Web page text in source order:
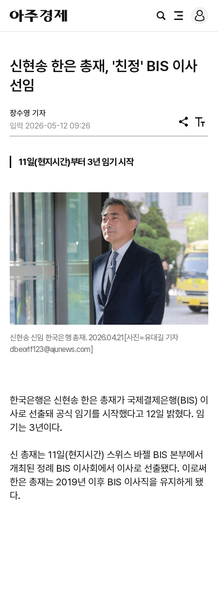
아
주
경
검
전
로
그
신현송 한은 총재, '친정' BIS 이사
선임
장수영 기자
입력 2026-05-12 09:26
공
유
텍
스
11일(현지시간)부터 3년 임기 시작
신현송 신임 한국은행 총재. 2026.04.21[사진=유대길 기자
dbeorlf123@ajunews.com]
한국은행은 신현송 한은 총재가 국제결제은행(BIS) 이
사로 선출돼 공식 임기를 시작했다고 12일 밝혔다. 임
기는 3년이다.
신 총재는 11일(현지시간) 스위스 바젤 BIS 본부에서
개최된 정례 BIS 이사회에서 이사로 선출됐다. 이로써
한은 총재는 2019년 이후 BIS 이사직을 유지하게 됐
다.